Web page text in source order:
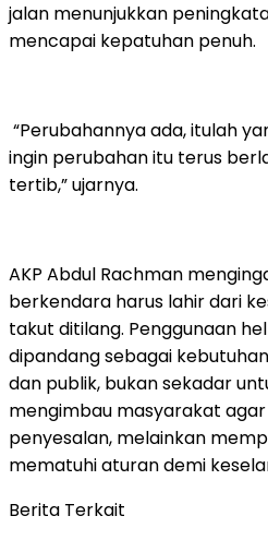
jalan menunjukkan
mencapai kepatuhan penuh.
“Perubahannya ada, itulah
ingin perubahan itu terus
tertib,” ujarnya.
AKP Abdul Rachman
berkendara harus lahir dari
takut ditilang. Penggunaan
dipandang sebagai
dan publik, bukan sekadar
mengimbau masyarakat
penyesalan, melainkan
mematuhi aturan demi
Berita Terkait